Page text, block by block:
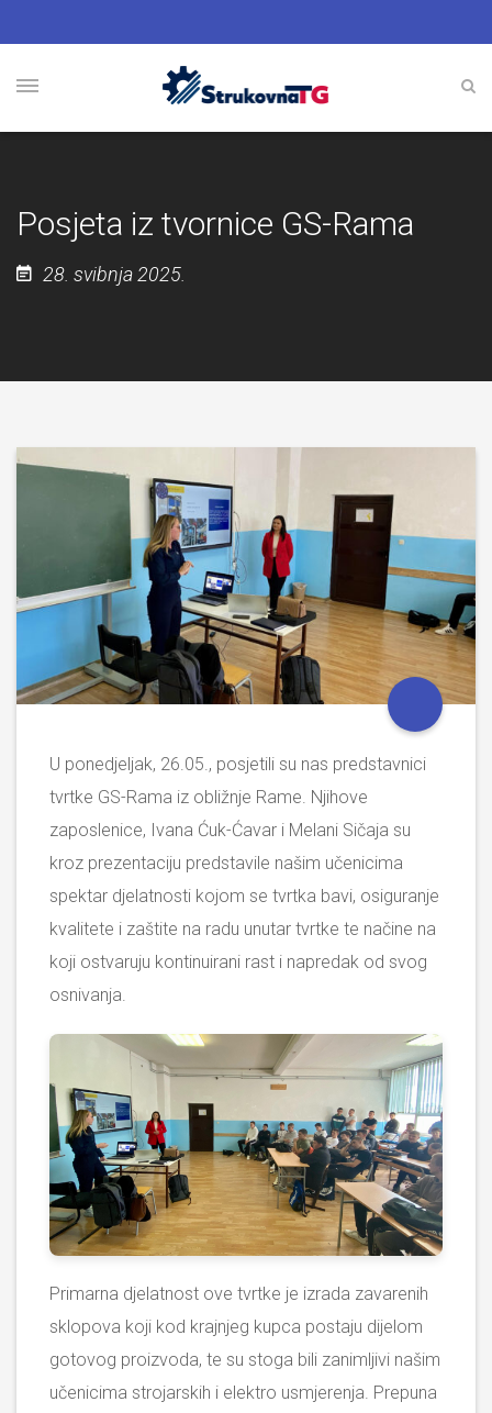
Posjeta iz tvornice GS-Rama
28. svibnja 2025.
U ponedjeljak, 26.05., posjetili su nas predstavnici
tvrtke GS-Rama iz obližnje Rame. Njihove
zaposlenice, Ivana Ćuk-Ćavar i Melani Sičaja su
kroz prezentaciju predstavile našim učenicima
spektar djelatnosti kojom se tvrtka bavi, osiguranje
kvalitete i zaštite na radu unutar tvrtke te načine na
koji ostvaruju kontinuirani rast i napredak od svog
osnivanja.
Primarna djelatnost ove tvrtke je izrada zavarenih
sklopova koji kod krajnjeg kupca postaju dijelom
gotovog proizvoda, te su stoga bili zanimljivi našim
učenicima strojarskih i elektro usmjerenja. Prepuna